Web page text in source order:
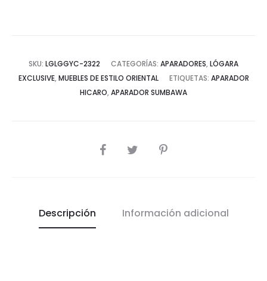
SKU: LGLGGYC-2322 CATEGORÍAS: APARADORES, LÓGARA
EXCLUSIVE, MUEBLES DE ESTILO ORIENTAL ETIQUETAS: APARADOR
HICARO, APARADOR SUMBAWA
COMPARTIR
Descripción Información adicional